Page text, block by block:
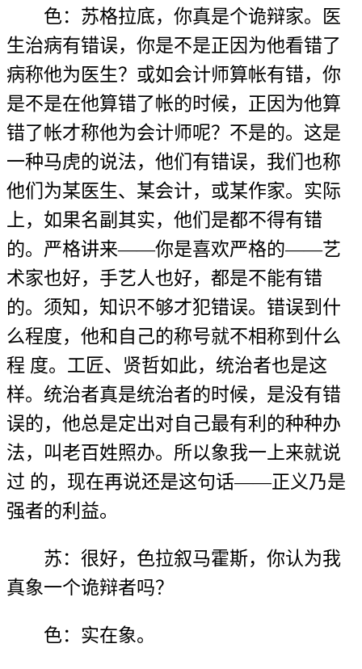
色：苏格拉底，你真是个诡辩家。医
生治病有错误，你是不是正因为他看错了
病称他为医生？或如会计师算帐有错，你
是不是在他算错了帐的时候，正因为他算
错了帐才称他为会计师呢？不是的。这是
一种马虎的说法，他们有错误，我们也称
他们为某医生、某会计，或某作家。实际
上，如果名副其实，他们是都不得有错
的。严格讲来——你是喜欢严格的——艺
术家也好，手艺人也好，都是不能有错
的。须知，知识不够才犯错误。错误到什
么程度，他和自己的称号就不相称到什么
程 度。工匠、贤哲如此，统治者也是这
样。统治者真是统治者的时候，是没有错
误的，他总是定出对自己最有利的种种办
法，叫老百姓照办。所以象我一上来就说
过 的，现在再说还是这句话——正义乃是
强者的利益。
苏：很好，色拉叙马霍斯，你认为我
真象一个诡辩者吗？
色：实在象。